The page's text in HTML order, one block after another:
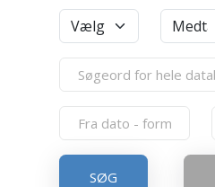
SØG